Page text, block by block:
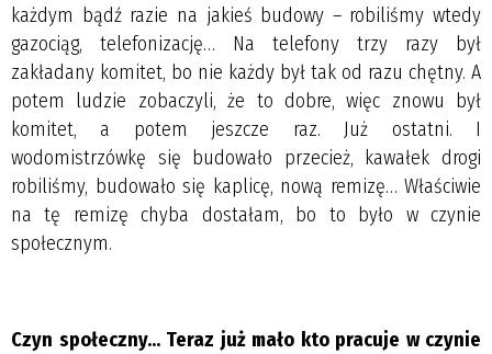
każdym bądź razie na jakieś budowy – robiliśmy wtedy
gazociąg, telefonizację… Na telefony trzy razy był
zakładany komitet, bo nie każdy był tak od razu chętny. A
potem ludzie zobaczyli, że to dobre, więc znowu był
komitet, a potem jeszcze raz. Już ostatni. I
wodomistrzówkę się budowało przecież, kawałek drogi
robiliśmy, budowało się kaplicę, nową remizę… Właściwie
na tę remizę chyba dostałam, bo to było w czynie
społecznym.
Czyn społeczny... Teraz już mało kto pracuje w czynie